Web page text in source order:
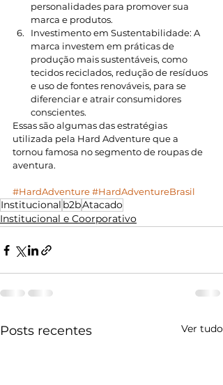
personalidades para promover sua
marca e produtos.
Investimento em Sustentabilidade: A
marca investem em práticas de
produção mais sustentáveis, como
tecidos reciclados, redução de resíduos
e uso de fontes renováveis, para se
diferenciar e atrair consumidores
conscientes.
Essas são algumas das estratégias
utilizada pela Hard Adventure que a
tornou famosa no segmento de roupas de
aventura.
#HardAdventure#HardAdventureBrasil
Institucional b2bAtacado
Institucional e Coorporativo
Posts recentes Ver tudo